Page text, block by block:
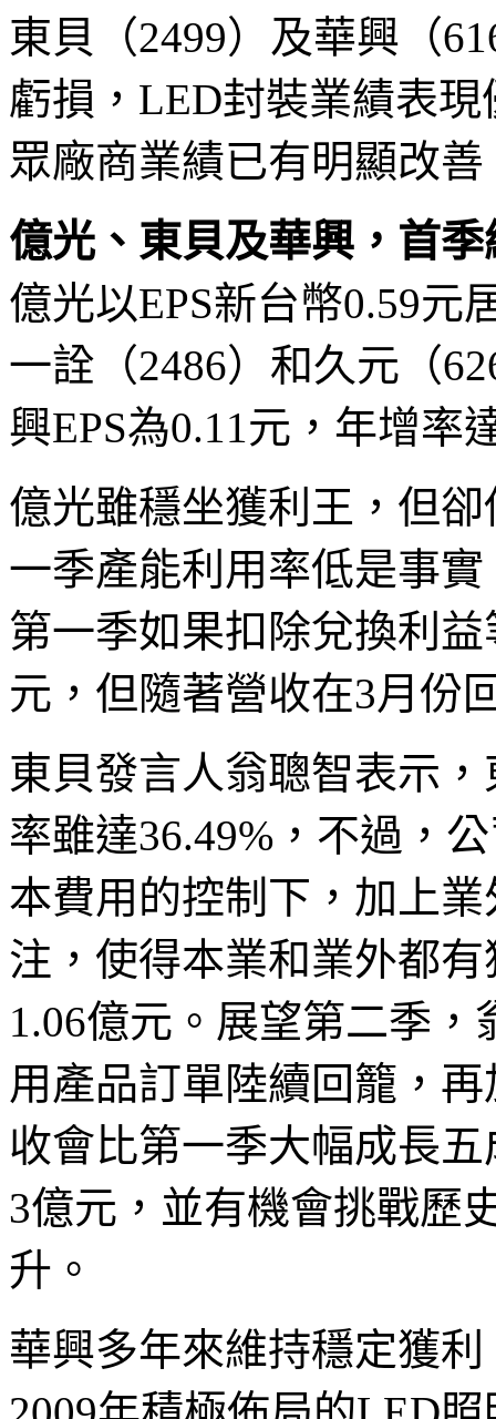
東貝（2499）及華興（
虧損，LED封裝業績表
眾廠商業績已有明顯改善
億光、東貝及華興，首
億光以EPS新台幣0.59元
一詮（2486）和久元（
興EPS為0.11元，年增率
億光雖穩坐獲利王，但
一季產能利用率低是事
第一季如果扣除兌換利
元，但隨著營收在3月份
東貝發言人翁聰智表示
率雖達36.49%，不過，
本費用的控制下，加上
注，使得本業和業外都
1.06億元。展望第二季
用產品訂單陸續回籠，
收會比第一季大幅成長
3億元，並有機會挑戰歷
升。
華興多年來維持穩定獲